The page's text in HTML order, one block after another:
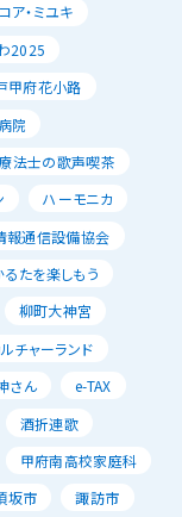
ア・ミユキ
2025
甲府花小路
院
法士の歌声喫茶
ハーモニカ
報通信設備協会
たを楽しもう
柳町大神宮
チャーランド
さん
e-TAX
酒折連歌
甲府南高校家庭科
坂市
諏訪市